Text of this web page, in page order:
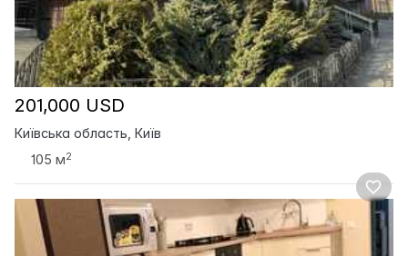
201,000 USD
Київська область, Київ
105 м2